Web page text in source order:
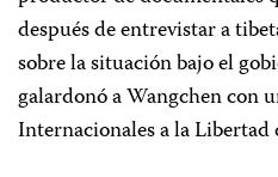
después de entrevistar a
sobre la situación bajo el
galardonó a Wangchen con
Internacionales a la Libertad